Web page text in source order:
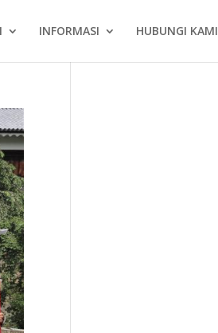
INFORMASI HUBUNGI KAMI